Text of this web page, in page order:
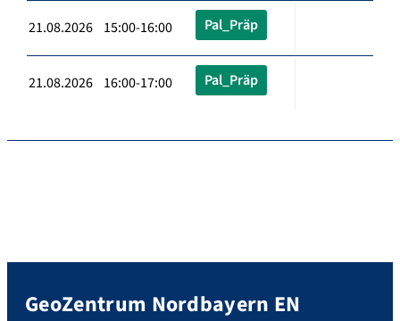
21.08.2026 15:00-16:00 Pal_Präp
21.08.2026 16:00-17:00 Pal_Präp
GeoZentrum Nordbayern EN